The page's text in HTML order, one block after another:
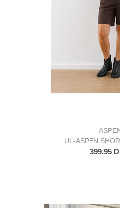
UL-ASPEN
399,95